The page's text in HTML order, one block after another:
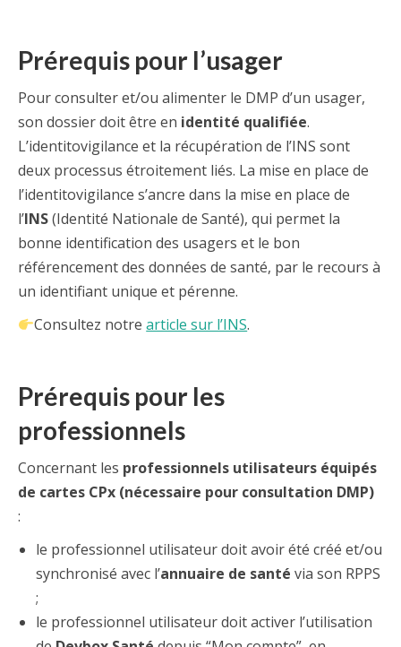
Prérequis pour l’usager
Pour consulter et/ou alimenter le DMP d’un usager,
son dossier doit être en identité qualifiée.
L’identitovigilance et la récupération de l’INS sont
deux processus étroitement liés. La mise en place de
l’identitovigilance s’ancre dans la mise en place de
l’INS(Identité Nationale de Santé), qui permet la
bonne identification des usagers et le bon
référencement des données de santé, par le recours à
un identifiant unique et pérenne.
Consultez notrearticle sur l’INS.
Prérequis pour les
professionnels
Concernant les professionnels utilisateurs équipés
de cartes CPx (nécessaire pour consultation DMP)
:
le professionnel utilisateur doit avoir été créé et/ou
synchronisé avec l’annuaire de santé via son RPPS
;
le professionnel utilisateur doit activer l’utilisation